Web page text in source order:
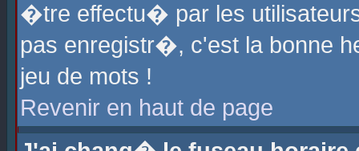
�tre effectu� par les
pas enregistr�, c'est la bonne
jeu de mots !
Revenir en haut de page